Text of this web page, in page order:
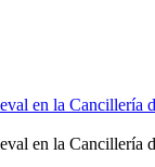
en la Cancillería
en la Cancillería